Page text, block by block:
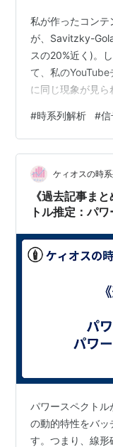
私が作ったコン
が、Savitzky-
スの20%近く)。
て、私の
に同じ現象が見ら
りしています
持たれない私の
れだけ興味を持
んの理解の手助け
感じました。と
#時系列解析 #信
ケィオスの時
《過去記事ま
トル推定：パ
パワースペクト
の動的特性をバッ
す。つまり、線形